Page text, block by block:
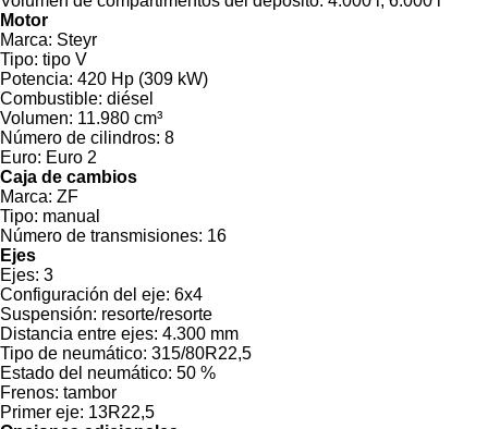
Motor
Marca: Steyr
Tipo: tipo V
Potencia: 420 Hp (309 kW)
Combustible: diésel
Volumen: 11.980 cm³
Número de cilindros: 8
Euro: Euro 2
Caja de cambios
Marca: ZF
Tipo: manual
Número de transmisiones: 16
Ejes
Ejes: 3
Configuración del eje: 6x4
Suspensión: resorte/resorte
Distancia entre ejes: 4.300 mm
Tipo de neumático: 315/80R22,5
Estado del neumático: 50 %
Frenos: tambor
Primer eje: 13R22,5